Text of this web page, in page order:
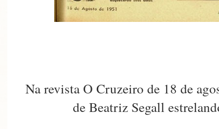
Na revista O Cruzeiro de 18 de
de Beatriz Segall